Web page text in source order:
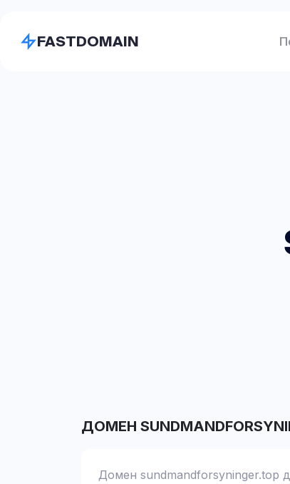
FASTDOMAIN
ДОМЕН
Домен sundmandforsyninger.top